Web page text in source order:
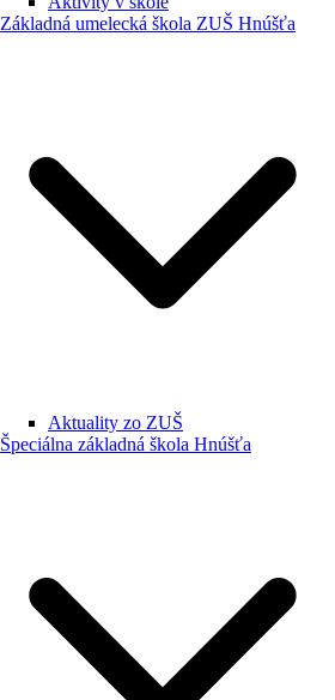
Základná umelecká škola ZUŠ Hnúšťa
Aktuality zo ZUŠ
Špeciálna základná škola Hnúšťa